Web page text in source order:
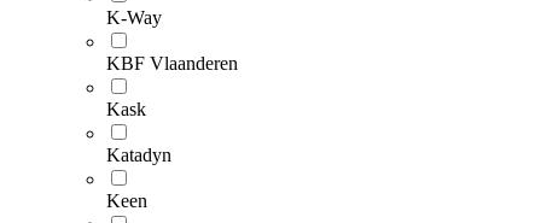
K-Way
KBF Vlaanderen
Kask
Katadyn
Keen